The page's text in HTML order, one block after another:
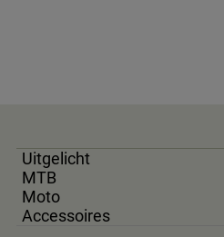
Uitgelicht
MTB
Moto
Accessoires